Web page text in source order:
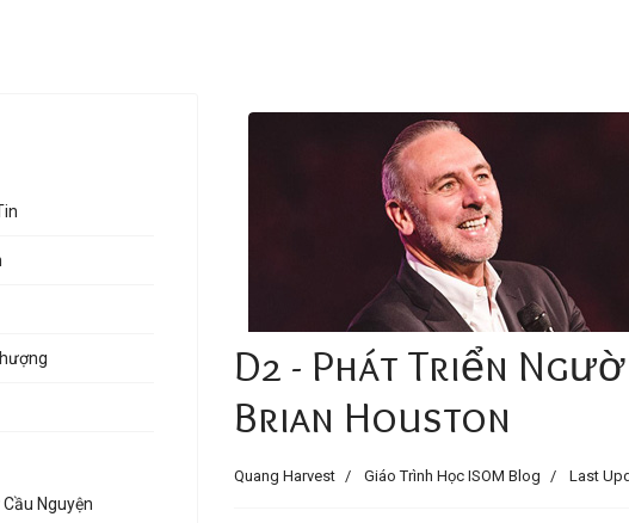
Nguyện
D2 - Phát Triển
Brian Houston
Quang Harvest Giáo Trình Học ISOM Blog Last